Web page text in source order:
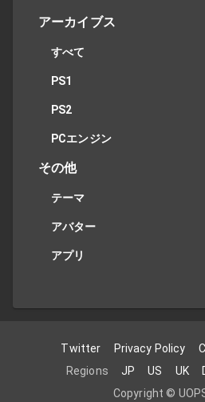
アーカイブス
すべて
PS1
PS2
PCエンジン
その他
テーマ
アバター
アプリ
Twitter Privacy Policy
Regions
JP US UK
Copyright ©